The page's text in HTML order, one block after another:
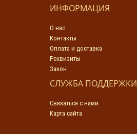
ИНФОРМАЦИЯ
О нас
Контакты
Оплата и доставка
Реквизиты
Закон
СЛУЖБА ПОДДЕРЖКИ
Связаться с нами
Карта сайта